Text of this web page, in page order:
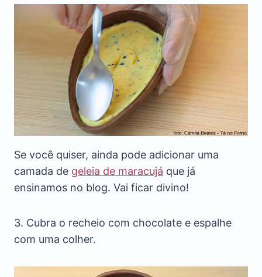
Se você quiser, ainda pode adicionar uma
camada de geleia de maracujá que já
ensinamos no blog. Vai ficar divino!
3. Cubra o recheio com chocolate e espalhe
com uma colher.